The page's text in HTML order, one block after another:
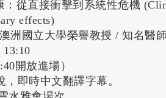
從直接衝擊到系統性危機
effects)
洲國立大學榮譽教授 / 知名醫師
13:10
開放進場）
即時中文翻譯字幕。